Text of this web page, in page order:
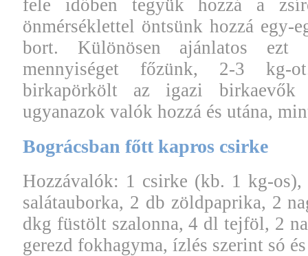
fele időben tegyük hozzá a
önmérséklettel öntsünk hozzá
bort. Különösen ajánlatos ezt
mennyiséget főzünk, 2-3
birkapörkölt az igazi birkaevők
ugyanazok valók hozzá és utána,
Bográcsban főtt kapros csirke
Hozzávalók: 1 csirke (kb. 1 kg-
salátauborka, 2 db zöldpaprika, 2
dkg füstölt szalonna, 4 dl tejföl, 2
gerezd fokhagyma, ízlés szerint só